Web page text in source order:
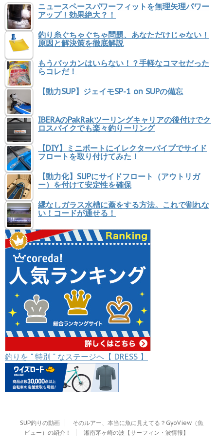
ニュースペースパワーフィットを無理矢理パワー
アップ！効果絶大？！
釣り糸ぐちゃぐちゃ問題、あなただけじゃない！
原因と解決策を徹底解説
もうバッカンはいらない！？手軽なコマセだった
らコレだ！
【動力SUP】ジェイモSP-1 on SUPの備忘
IBERAのPakRakツーリングキャリアの後付けでク
ロスバイクでも楽々釣りーリング
【DIY】ミニボートにイレクターパイプでサイド
フロートを取り付けてみた！
【動力化】SUPにサイドフロート（アウトリガ
ー）を付けて安定性を確保
縁なしガラス水槽に蓋をする方法。これで割れな
い！コードが通せる！
釣りを " 特別 " なステージへ【 DRESS 】
SUP釣りの動画
そのルアー、本当に魚に見えてる？GyoView（魚
ビュー）の紹介！
湘南茅ヶ崎の波【サーフィン・波情報】